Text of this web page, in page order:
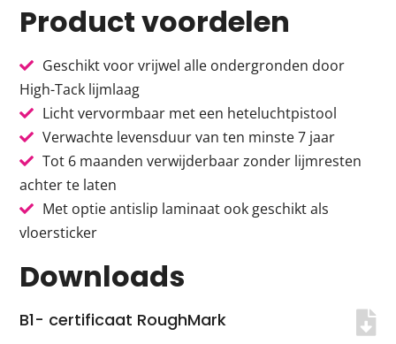
Product voordelen
Geschikt voor vrijwel alle ondergronden door
High-Tack lijmlaag
Licht vervormbaar met een heteluchtpistool
Verwachte levensduur van ten minste 7 jaar
Tot 6 maanden verwijderbaar zonder lijmresten
achter te laten
Met optie antislip laminaat ook geschikt als
vloersticker
Downloads
B1- certificaat RoughMark